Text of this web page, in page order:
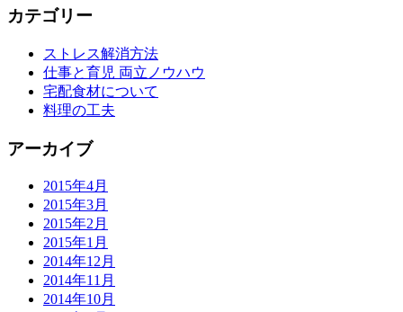
カテゴリー
ストレス解消方法
仕事と育児 両立ノウハウ
宅配食材について
料理の工夫
アーカイブ
2015年4月
2015年3月
2015年2月
2015年1月
2014年12月
2014年11月
2014年10月